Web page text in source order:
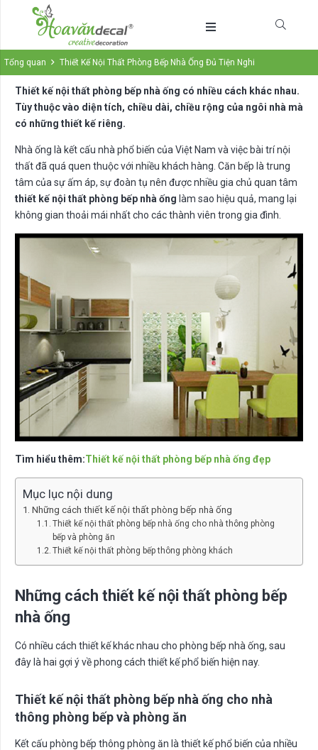
Tổng quan Thiết Kế Nội Thất Phòng Bếp Nhà Ống Đủ Tiện Nghi
Thiết kế nội thất phòng bếp nhà ống có nhiều cách khác nhau.
Tùy thuộc vào diện tích, chiều dài, chiều rộng của ngôi nhà mà
có những thiết kế riêng.
Nhà ống là kết cấu nhà phổ biến của Việt Nam và việc bài trí nội
thất đã quá quen thuộc với nhiều khách hàng. Căn bếp là trung
tâm của sự ấm áp, sự đoàn tụ nên được nhiều gia chủ quan tâm
thiết kế nội thất phòng bếp nhà ống làm sao hiệu quả, mang lại
không gian thoải mái nhất cho các thành viên trong gia đình.
Tìm hiểu thêm:Thiết kế nội thất phòng bếp nhà ống đẹp
Mục lục nội dung
Những cách thiết kế nội thất phòng bếp nhà ống
Thiết kế nội thất phòng bếp nhà ống cho nhà thông phòng
bếp và phòng ăn
Thiết kế nội thất phòng bếp thông phòng khách
Những cách thiết kế nội thất phòng bếp
nhà ống
Có nhiều cách thiết kế khác nhau cho phòng bếp nhà ống, sau
đây là hai gợi ý về phong cách thiết kế phổ biến hiện nay.
Thiết kế nội thất phòng bếp nhà ống cho nhà
thông phòng bếp và phòng ăn
Kết cấu phòng bếp thông phòng ăn là thiết kế phổ biến của nhiều